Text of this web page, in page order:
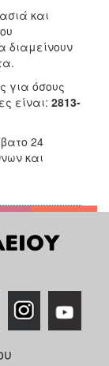
και
διαμείνουν
για όσους
είναι: 2813-
24
και